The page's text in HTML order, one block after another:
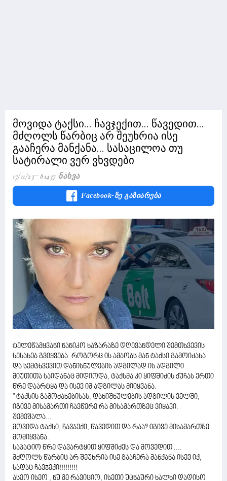
მოვიდა ტაქსი... ჩავჯექით... წავედით...
მძღოლს წარბიც არ შეუხრია ისე
გააჩერა მანქანა... სასაცილოა თუ
სატირალი ვერ ვხვდები
17/11/23 81437 Ნახვა
Facebook-Ზე Გაზიარება
ტელეწამყვანი ნანიკო ხაზარაზე დღევანდელი შემთხვევის
სესახებ გვიყვება. როგორც ის ამბობს მან ტაქსი გამოიძახა
და სემტხვევით დანისნულების ადგილად ის ადგილი
მიუთითა საიდანაც მიდიოდა, ტაქსმა კი ყიფშიძის ქუჩას ერთი
წრე დაარტყა და ისევ იმ ადგილას მიიყვანა.
" ტაქსის გამოძახებისას, დანიშნულების ადგილის ველში,
იგივე მისამართი ჩავწერე რა მისამართზეც ვიყავი.
შემეშალა...
მოვიდა ტაქსი, ჩავჯექი, წავედით და რაა? იგივე მისამართზე
მომიყვანა.
საპატიო წრე დავარტყით ყიფშიძეს და მოვედით ....
მძღოლს წარბიც არ შეუხრია ისე გააჩერა მანქანა ისევ იქ,
სადაც ჩავჯექი!!!!!!!!!
ასეო ისეო , ნუ მე რავიციო, ისეთი უცნაური ხალხი დადისო